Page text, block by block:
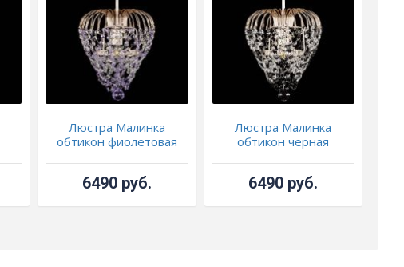
Люстра Малинка
обтикон фиолетовая
6490 руб.
Люстра Малинка
обтикон черная
6490 руб.